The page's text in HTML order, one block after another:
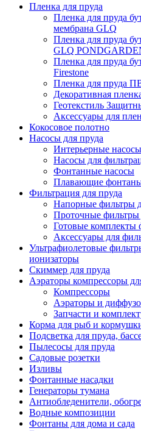
Пленка для пруда
Пленка для пруда
мембрана GLQ
Пленка для пруда
GLQ
Пленка для пруда
Firestone
Пленка для пруда
Декоративная
Геотекстиль
Аксессуары для
Кокосовое полотно
Насосы для пруда
Интерьерные насосы
Насосы для
Фонтанные насосы
Плавающие
Фильтрация для пруда
Напорные фильтры
Проточные фильтры
Готовые комплекты
Аксессуары для
Ультрафиолетовые
ионизаторы
Скиммер для пруда
Аэраторы компрессоры
Компрессоры
Аэраторы и
Запчасти и
Корма для рыб и
Подсветка для пруда,
Пылесосы для пруда
Садовые розетки
Изливы
Фонтанные насадки
Генераторы тумана
Антиобледенители,
Водные композиции
Фонтаны для дома и сада